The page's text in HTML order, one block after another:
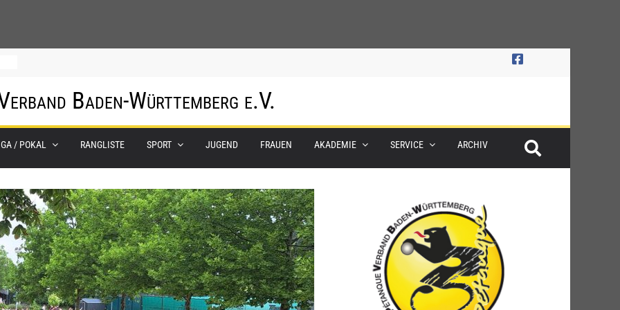
Baden-Württemberg e.V.
/ POKAL RANGLISTE SPORT JUGEND FRAUEN AKADEMIE SERVICE ARCHIV